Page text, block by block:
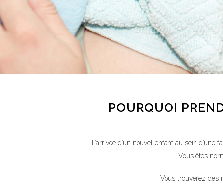
POURQUOI
L’arrivée d’un nouvel enfant au sein
Vous êtes
Vous trouverez des